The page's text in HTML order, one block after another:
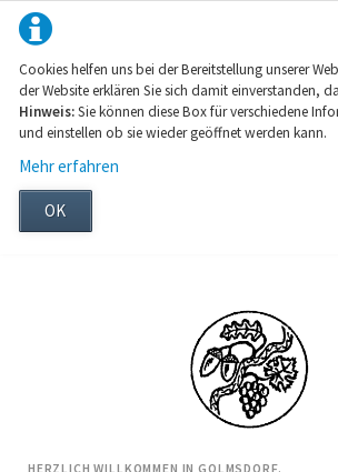
Cookies helfen uns bei der Bereitstellung unserer
der Website erklären Sie sich damit einverstanden,
Hinweis:Sie können diese Box für verschiedene
und einstellen ob sie wieder geöffnet werden kann.
Mehr erfahren
OK
HERZLICH WILLKOMMEN IN GOLMSDORF.